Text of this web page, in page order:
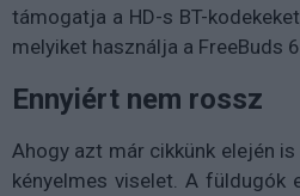
támogatja a HD-s BT-
melyiket használja a FreeBuds
Ennyiért nem rossz
Ahogy azt már cikkünk elején
kényelmes viselet. A füldugók